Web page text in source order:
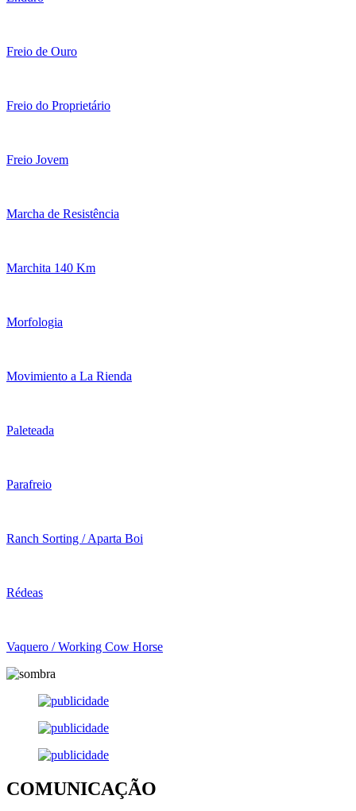
Freio de Ouro
Freio do Proprietário
Freio Jovem
Marcha de Resistência
Marchita 140 Km
Morfologia
Movimiento a La Rienda
Paleteada
Parafreio
Ranch Sorting / Aparta Boi
Rédeas
Vaquero / Working Cow Horse
COMUNICAÇÃO